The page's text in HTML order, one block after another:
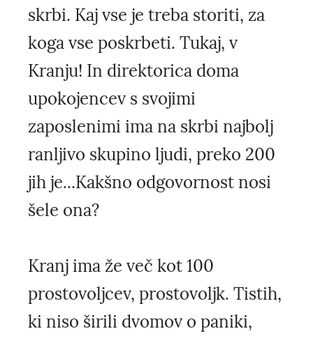
skrbi. Kaj vse je treba storiti, za
koga vse poskrbeti. Tukaj, v
Kranju! In direktorica doma
upokojencev s svojimi
zaposlenimi ima na skrbi najbolj
ranljivo skupino ljudi, preko 200
jih je...Kakšno odgovornost nosi
šele ona?
Kranj ima že več kot 100
prostovoljcev, prostovoljk. Tistih,
ki niso širili dvomov o paniki,